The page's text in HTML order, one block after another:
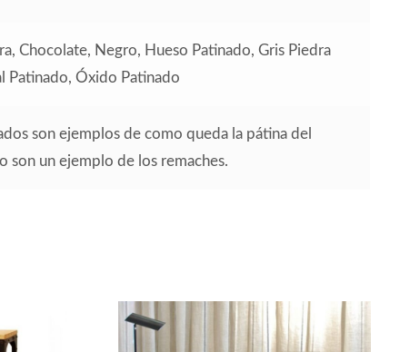
Chocolate, Negro, Hueso Patinado, Gris Piedra
Patinado, Óxido Patinado
son ejemplos de como queda la pátina del
son un ejemplo de los remaches.